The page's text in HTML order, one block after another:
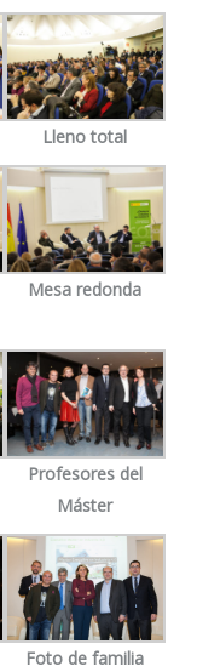
Lleno total
Mesa redonda
Profesores del
Máster
Foto de familia